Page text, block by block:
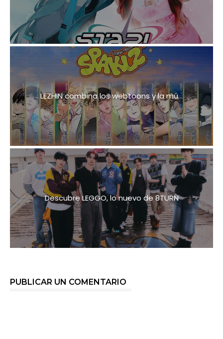
LEZHIN combina los webtoons y la mú...
Descubre LEGGO, lo nuevo de 8TURN
PUBLICAR UN COMENTARIO